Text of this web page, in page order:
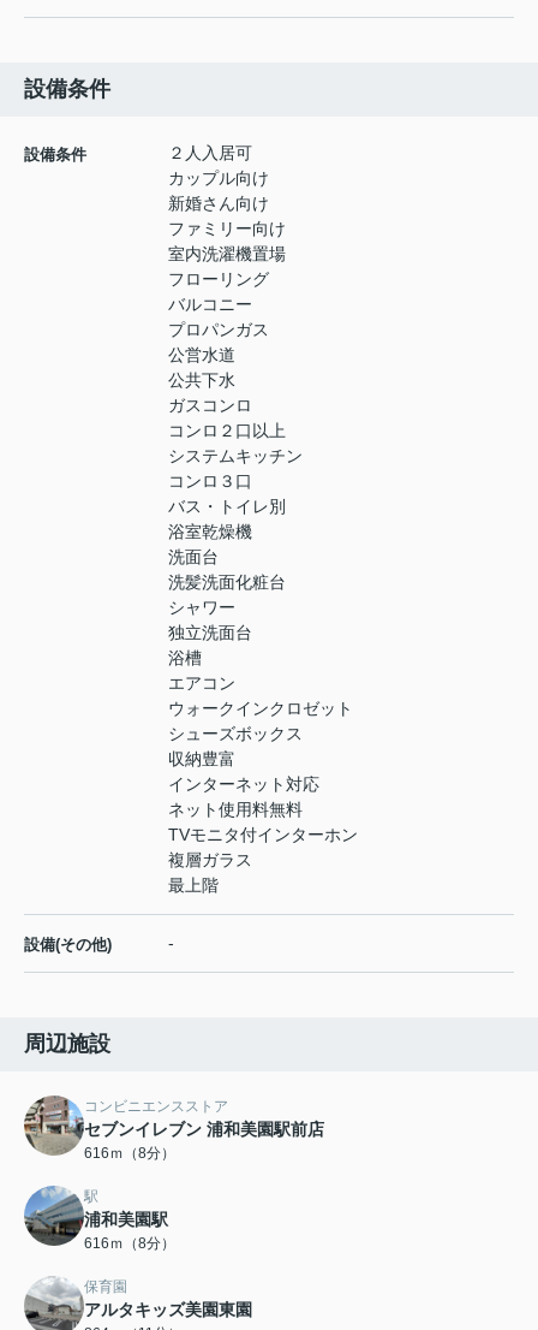
設備条件
設備条件
２人入居可
カップル向け
新婚さん向け
ファミリー向け
室内洗濯機置場
フローリング
バルコニー
プロパンガス
公営水道
公共下水
ガスコンロ
コンロ２口以上
システムキッチン
コンロ３口
バス・トイレ別
浴室乾燥機
洗面台
洗髪洗面化粧台
シャワー
独立洗面台
浴槽
エアコン
ウォークインクロゼット
シューズボックス
収納豊富
インターネット対応
ネット使用料無料
TVモニタ付インターホン
複層ガラス
最上階
設備(その他) -
周辺施設
コンビニエンスストア
セブンイレブン 浦和美園駅前店
616ｍ（8分）
駅
浦和美園駅
616ｍ（8分）
保育園
アルタキッズ美園東園